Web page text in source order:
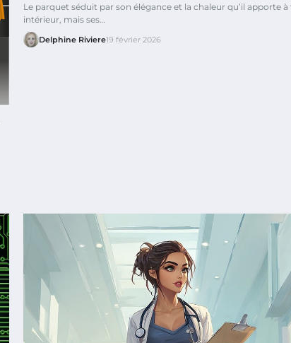
Le parquet séduit par son élégance et la chaleur qu’il apporte
intérieur, mais ses…
Delphine Riviere19 février 2026